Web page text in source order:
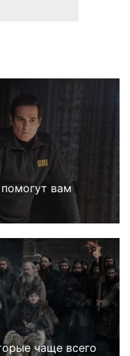
вам
чаще всего